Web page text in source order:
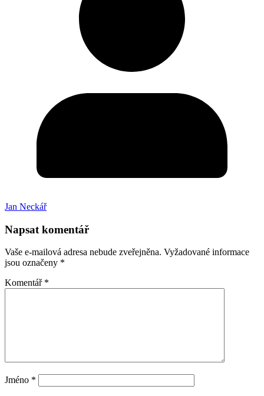
Jan Neckář
Napsat komentář
Vaše e-mailová adresa nebude zveřejněna. Vyžadované informace
jsou označeny *
Komentář *
Jméno *